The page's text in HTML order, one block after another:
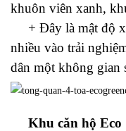
khuôn viên xanh,
+ Đây là mật độ
nhiều vào trải
dân một không gian
Khu căn hộ Eco